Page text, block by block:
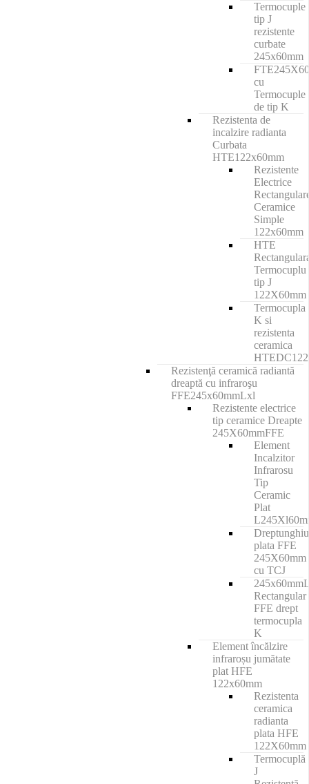
Termocuple
tip J
rezistente
curbate
245x60mm
cu
Termocuple
de tip K
Rezistenta de
incalzire radianta
Curbata
HTE122x60mm
Rezistente
Electrice
Ceramice
Simple
122x60mm
HTE
Termocuplu
tip J
122X60mm
Termocupla
K si
rezistenta
ceramica
Rezistenţă ceramică radiantă
dreaptă cu infraroşu
FFE245x60mmLxl
Rezistente electrice
tip ceramice Dreapte
245X60mmFFE
Element
Incalzitor
Infrarosu
Tip
Ceramic
Plat
plata FFE
245X60mm
cu TCJ
Rectangular
FFE drept
termocupla
K
Element încălzire
infraroșu jumătate
plat HFE
122x60mm
Rezistenta
ceramica
radianta
plata HFE
122X60mm
Termocuplă
J